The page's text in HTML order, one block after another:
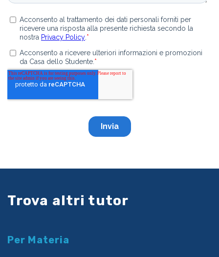
Trova altri tutor
Per Materia